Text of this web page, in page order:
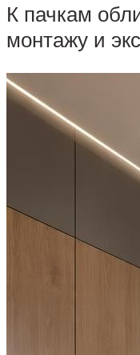
К пачкам
монтажу и